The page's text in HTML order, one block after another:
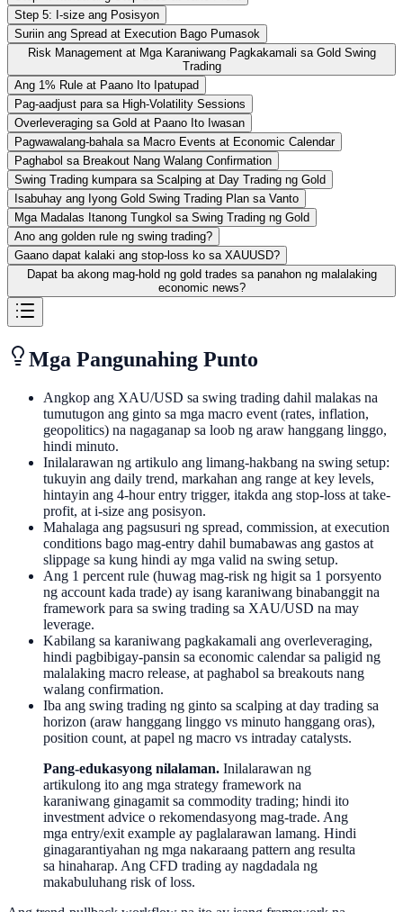
Step 5: I-size ang Posisyon
Suriin ang Spread at Execution Bago Pumasok
Risk Management at Mga Karaniwang Pagkakamali sa Gold Swing
Trading
Ang 1% Rule at Paano Ito Ipatupad
Pag-aadjust para sa High-Volatility Sessions
Overleveraging sa Gold at Paano Ito Iwasan
Pagwawalang-bahala sa Macro Events at Economic Calendar
Paghabol sa Breakout Nang Walang Confirmation
Swing Trading kumpara sa Scalping at Day Trading ng Gold
Isabuhay ang Iyong Gold Swing Trading Plan sa Vanto
Mga Madalas Itanong Tungkol sa Swing Trading ng Gold
Ano ang golden rule ng swing trading?
Gaano dapat kalaki ang stop-loss ko sa XAUUSD?
Dapat ba akong mag-hold ng gold trades sa panahon ng malalaking
economic news?
Mga Pangunahing Punto
Angkop ang XAU/USD sa swing trading dahil malakas na
tumutugon ang ginto sa mga macro event (rates, inflation,
geopolitics) na nagaganap sa loob ng araw hanggang linggo,
hindi minuto.
Inilalarawan ng artikulo ang limang-hakbang na swing setup:
tukuyin ang daily trend, markahan ang range at key levels,
hintayin ang 4-hour entry trigger, itakda ang stop-loss at take-
profit, at i-size ang posisyon.
Mahalaga ang pagsusuri ng spread, commission, at execution
conditions bago mag-entry dahil bumabawas ang gastos at
slippage sa kung hindi ay mga valid na swing setup.
Ang 1 percent rule (huwag mag-risk ng higit sa 1 porsyento
ng account kada trade) ay isang karaniwang binabanggit na
framework para sa swing trading sa XAU/USD na may
leverage.
Kabilang sa karaniwang pagkakamali ang overleveraging,
hindi pagbibigay-pansin sa economic calendar sa paligid ng
malalaking macro release, at paghabol sa breakouts nang
walang confirmation.
Iba ang swing trading ng ginto sa scalping at day trading sa
horizon (araw hanggang linggo vs minuto hanggang oras),
position count, at papel ng macro vs intraday catalysts.
Pang-edukasyong nilalaman. Inilalarawan ng
artikulong ito ang mga strategy framework na
karaniwang ginagamit sa commodity trading; hindi ito
investment advice o rekomendasyong mag-trade. Ang
mga entry/exit example ay paglalarawan lamang. Hindi
ginagarantiyahan ng mga nakaraang pattern ang resulta
sa hinaharap. Ang CFD trading ay nagdadala ng
makabuluhang risk of loss.